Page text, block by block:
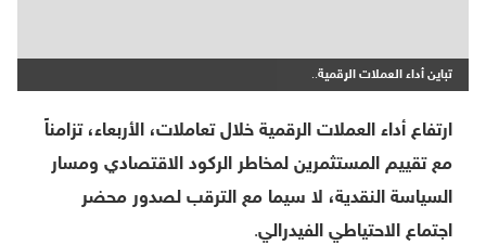
تباين أداء العملات الرقمية..
ارتفاع أداء العملات الرقمية خلال تعاملات، الأربعاء، تزامناً
مع تقييم المستثمرين لمخاطر الركود الاقتصادي ومسار
السياسة النقدية، لا سيما مع الترقب لصدور محضر
اجتماع الاحتياطي الفيدرالي.